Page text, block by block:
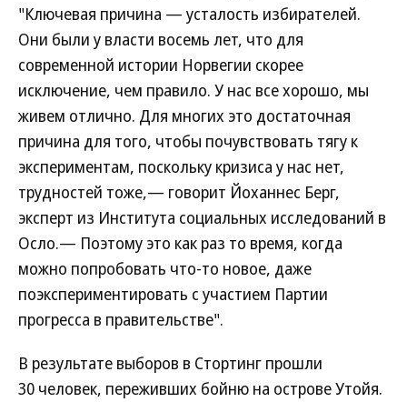
"Ключевая причина — усталость избирателей.
Они были у власти восемь лет, что для
современной истории Норвегии скорее
исключение, чем правило. У нас все хорошо, мы
живем отлично. Для многих это достаточная
причина для того, чтобы почувствовать тягу к
экспериментам, поскольку кризиса у нас нет,
трудностей тоже,— говорит Йоханнес Берг,
эксперт из Института социальных исследований в
Осло.— Поэтому это как раз то время, когда
можно попробовать что-то новое, даже
поэкспериментировать с участием Партии
прогресса в правительстве".
В результате выборов в Стортинг прошли
30 человек, переживших бойню на острове Утойя.